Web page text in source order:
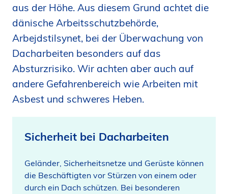
p
å
i
d
e
n
aus der Höhe. Aus diesem Grund achtet die
dänische Arbeitsschutzbehörde,
Arbejdstilsynet, bei der Überwachung von
Dacharbeiten besonders auf das
Absturzrisiko. Wir achten aber auch auf
andere Gefahrenbereich wie Arbeiten mit
Asbest und schweres Heben.
Sicherheit bei Dacharbeiten
Geländer, Sicherheitsnetze und Gerüste können
die Beschäftigten vor Stürzen von einem oder
durch ein Dach schützen. Bei besonderen